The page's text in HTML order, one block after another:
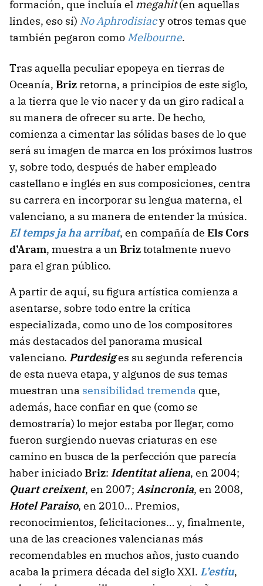
formación, que incluía el megahit(en aquellas
lindes, eso sí) No Aphrodisiacy otros temas que
también pegaron como Melbourne.
Tras aquella peculiar epopeya en tierras de
Oceanía, Brizretorna, a principios de este siglo,
a la tierra que le vio nacer y da un giro radical a
su manera de ofrecer su arte. De hecho,
comienza a cimentar las sólidas bases de lo que
será su imagen de marca en los próximos lustros
y, sobre todo, después de haber empleado
castellano e inglés en sus composiciones, centra
su carrera en incorporar su lengua materna, el
valenciano, a su manera de entender la música.
El temps ja ha arribat, en compañía de Els Cors
d’Aram, muestra a un Briztotalmente nuevo
para el gran público.
A partir de aquí, su figura artística comienza a
asentarse, sobre todo entre la crítica
especializada, como uno de los compositores
más destacados del panorama musical
valenciano. Purdesiges su segunda referencia
de esta nueva etapa, y algunos de sus temas
muestran una sensibilidad tremenda que,
además, hace confiar en que (como se
demostraría) lo mejor estaba por llegar, como
fueron surgiendo nuevas criaturas en ese
camino en busca de la perfección que parecía
haber iniciadoBriz: Identitat aliena, en 2004;
Quart creixent, en 2007; Asincronia, en 2008,
Hotel Paraiso, en 2010… Premios,
reconocimientos, felicitaciones… y, finalmente,
una de las creaciones valencianas más
recomendables en muchos años, justo cuando
acaba la primera década del siglo XXI. L’estiu,